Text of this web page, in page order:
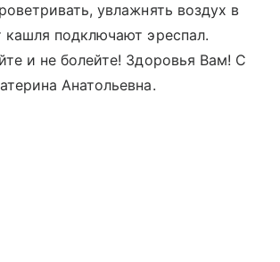
увлажнять воздух в
подключают эреспал.
и не болейте! Здоровья Вам! С
Анатольевна.